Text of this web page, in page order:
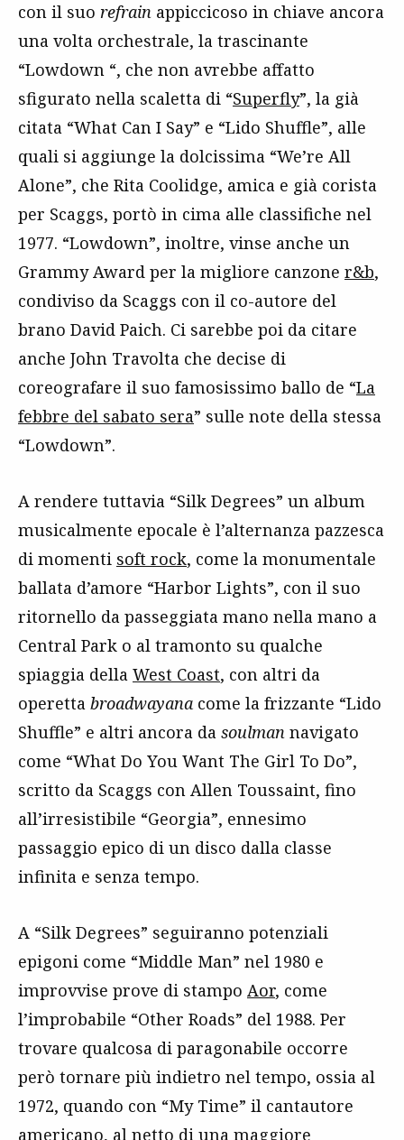
con il suo refrain appiccicoso in chiave ancora
una volta orchestrale, la trascinante
“Lowdown “, che non avrebbe affatto
sfigurato nella scaletta di “Superfly”, la già
citata “What Can I Say” e “Lido Shuffle”, alle
quali si aggiunge la dolcissima “We’re All
Alone”, che Rita Coolidge, amica e già corista
per Scaggs, portò in cima alle classifiche nel
1977. “Lowdown”, inoltre, vinse anche un
Grammy Award per la migliore canzone r&b,
condiviso da Scaggs con il co-autore del
brano David Paich. Ci sarebbe poi da citare
anche John Travolta che decise di
coreografare il suo famosissimo ballo de “La
febbre del sabato sera” sulle note della stessa
“Lowdown”.
A rendere tuttavia “Silk Degrees” un album
musicalmente epocale è l’alternanza pazzesca
di momenti soft rock, come la monumentale
ballata d’amore “Harbor Lights”, con il suo
ritornello da passeggiata mano nella mano a
Central Park o al tramonto su qualche
spiaggia della West Coast, con altri da
operetta broadwayana come la frizzante “Lido
Shuffle” e altri ancora da soulman navigato
come “What Do You Want The Girl To Do”,
scritto da Scaggs con Allen Toussaint, fino
all’irresistibile “Georgia”, ennesimo
passaggio epico di un disco dalla classe
infinita e senza tempo.
A “Silk Degrees” seguiranno potenziali
epigoni come “Middle Man” nel 1980 e
improvvise prove di stampo Aor, come
l’improbabile “Other Roads” del 1988. Per
trovare qualcosa di paragonabile occorre
però tornare più indietro nel tempo, ossia al
1972, quando con “My Time” il cantautore
americano, al netto di una maggiore